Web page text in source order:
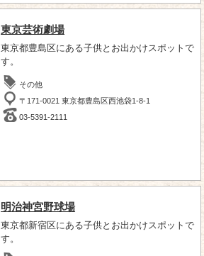
東京芸術劇場
東京都豊島区にある子供とお出かけスポットで
す。
その他
〒171-0021 東京都豊島区西池袋1-8-1
03-5391-2111
明治神宮野球場
東京都新宿区にある子供とお出かけスポットで
す。